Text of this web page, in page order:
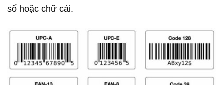
số hoặc chữ cái.